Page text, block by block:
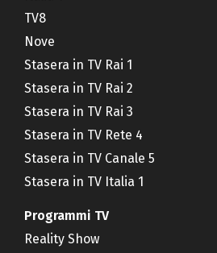
TV8
Nove
Stasera in TV Rai 1
Stasera in TV Rai 2
Stasera in TV Rai 3
Stasera in TV Rete 4
Stasera in TV Canale 5
Stasera in TV Italia 1
Programmi TV
Reality Show